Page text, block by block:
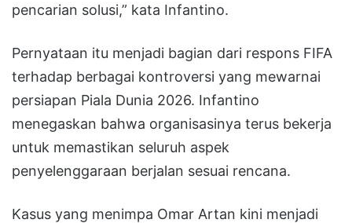
pencarian solusi,” kata Infantino.
Pernyataan itu menjadi bagian dari respons FIFA
terhadap berbagai kontroversi yang mewarnai
persiapan Piala Dunia 2026. Infantino
menegaskan bahwa organisasinya terus bekerja
untuk memastikan seluruh aspek
penyelenggaraan berjalan sesuai rencana.
Kasus yang menimpa Omar Artan kini menjadi